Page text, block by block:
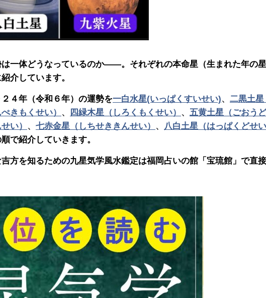
は一体どうなっているのか――。それぞれの本命星（生まれた年の
介しています。
４年（令和６年）の運勢を一白水星(いっぱくすいせい)、 二黒土星
きもくせい） 、 四緑木星（しろくもくせい） 、 五黄土星（ごおう
い） 、 七赤金星（しちせききんせい） 、 八白土星（はっぱくどせ
で紹介していきます。
方を知るための九星気学風水鑑定は福岡占いの館「宝琉館」で直